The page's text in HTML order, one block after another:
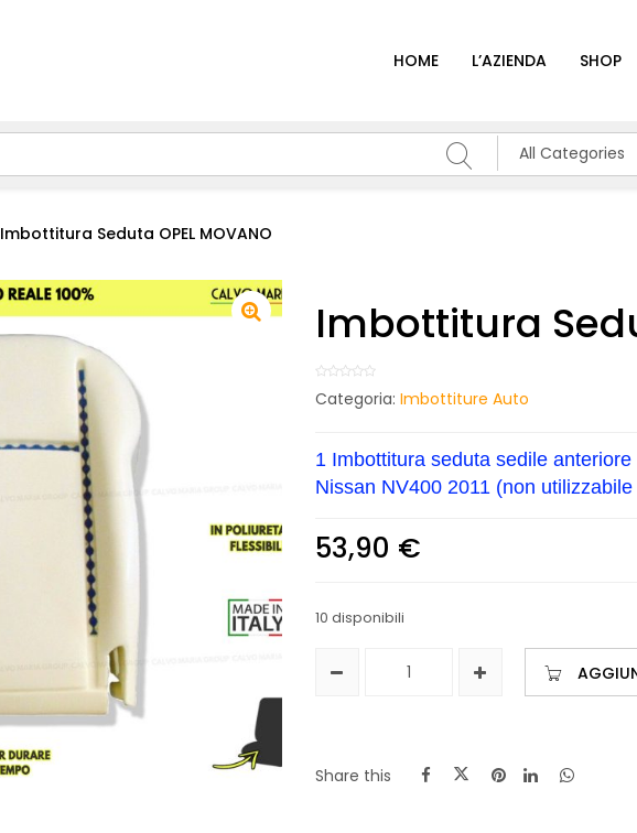
HOME L’AZIENDA SHOP
All Categories
Imbottitura Seduta OPEL MOVANO
Imbottitura
Categoria: Imbottiture Auto
1 Imbottitura seduta sedile
Nissan NV400 2011 (non
53,90 €
10 disponibili
Share this